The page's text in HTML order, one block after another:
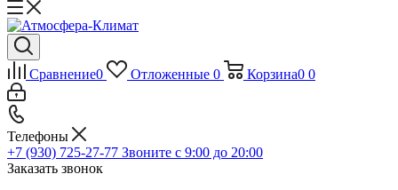
Сравнение0 Отложенные 0 Корзина0 0
Телефоны
+7 (930) 725-27-77 Звоните с 9:00 до 20:00
Заказать звонок